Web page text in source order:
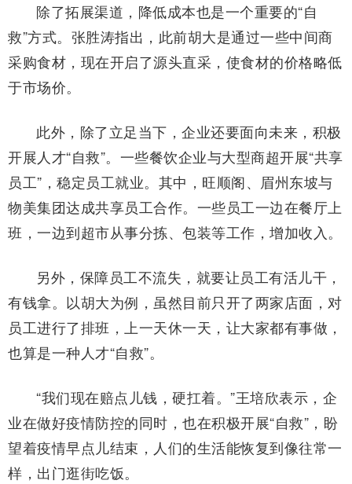
除了拓展渠道，降低成本也是一个重要的“自
救”方式。张胜涛指出，此前胡大是通过一些中间商
采购食材，现在开启了源头直采，使食材的价格略低
于市场价。
此外，除了立足当下，企业还要面向未来，积极
开展人才“自救”。一些餐饮企业与大型商超开展“共享
员工”，稳定员工就业。其中，旺顺阁、眉州东坡与
物美集团达成共享员工合作。一些员工一边在餐厅上
班，一边到超市从事分拣、包装等工作，增加收入。
另外，保障员工不流失，就要让员工有活儿干，
有钱拿。以胡大为例，虽然目前只开了两家店面，对
员工进行了排班，上一天休一天，让大家都有事做，
也算是一种人才“自救”。
“我们现在赔点儿钱，硬扛着。”王培欣表示，企
业在做好疫情防控的同时，也在积极开展“自救”，盼
望着疫情早点儿结束，人们的生活能恢复到像往常一
样，出门逛街吃饭。